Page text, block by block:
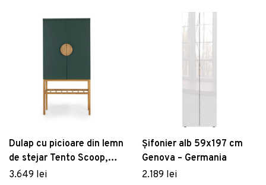
Dulap cu picioare din lemn
de stejar Tento Scoop,
înălțime 162 cm, verde
3.649 lei
Șifonier alb 59x197 cm
Genova – Germania
2.189 lei